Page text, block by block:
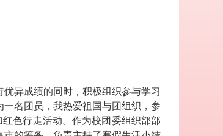
异成绩的同时，积极组织参与学习
名团员，我热爱祖国与团组织，参
色行走活动。作为校团委组织部部